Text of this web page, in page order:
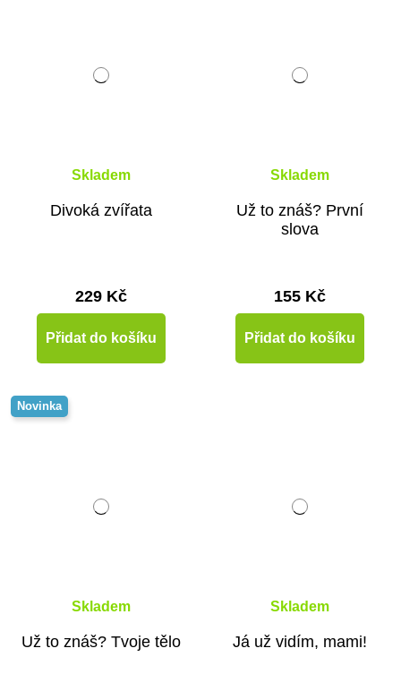
Skladem
Divoká zvířata
229 Kč
Přidat do košíku
Skladem
Už to znáš? První
slova
155 Kč
Přidat do košíku
Novinka
Skladem
Už to znáš? Tvoje tělo
Skladem
Já už vidím, mami!